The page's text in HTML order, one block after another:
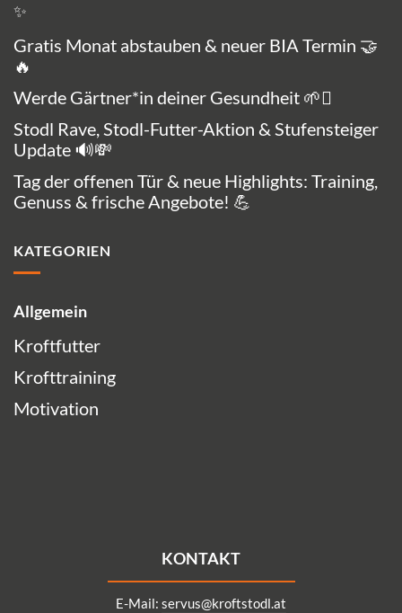
✨
Gratis Monat abstauben & neuer BIA Termin 🤝
🔥
Werde Gärtner*in deiner Gesundheit 🌱🪏
Stodl Rave, Stodl-Futter-Aktion & Stufensteiger
Update 🔊💸
Tag der offenen Tür & neue Highlights: Training,
Genuss & frische Angebote! 💪
KATEGORIEN
Allgemein
Kroftfutter
Krofttraining
Motivation
KONTAKT
E-Mail: servus@kroftstodl.at